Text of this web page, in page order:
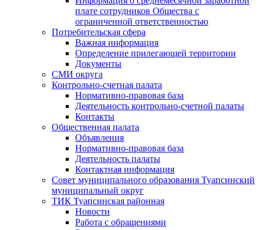
плате сотрудников Общества с
ограниченной ответственностью
Потребительская сфера
Важная информация
Определение прилегающей территории
Документы
СМИ округа
Контрольно-счетная палата
Нормативно-правовая база
Деятельность контрольно-счетной палаты
Контакты
Общественная палата
Объявления
Нормативно-правовая база
Деятельность палаты
Контактная информация
Совет муниципального образования Туапсинский
муниципальный округ
ТИК Туапсинская районная
Новости
Работа с обращениями